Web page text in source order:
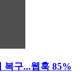
복구...웹훅 85%